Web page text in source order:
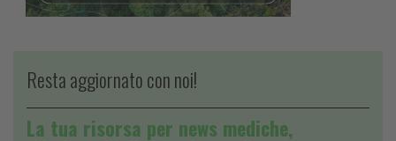
Resta aggiornato con noi!
La tua risorsa per news mediche,